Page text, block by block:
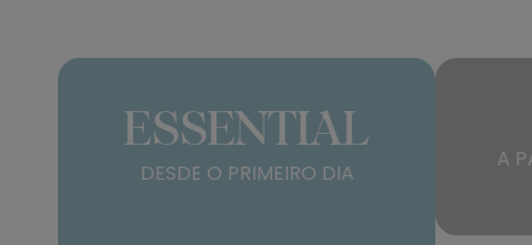
ESSENTIAL
DESDE O PRIMEIRO DIA
A